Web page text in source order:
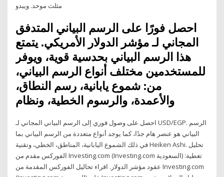
مثلث موحد. ويبدو
احصل فورًا على الرسم البياني المتدفق
المجاني لـ مؤشر الدولار الأمريكي. يتمتع
هذا الرسم البياني بحدسية قوية، ويوفر
للمستخدمين مختلف أنواع الرسم البياني،
من: شموع يابانية، رسم النطاق،
والأعمدة، والرسوم الخطية، ونظام
احصل على وصول فوري إلى الرسم البياني المجاني لـ USD/EGP. الرسم
البياني هو عنصر هام جدًا، كما يوجد أنواع متعددة من الرسم البياني بما
في ذلك الشموع اليابانية، المناطق، الخطي، وتقنية Heiken Ashi. تحليل
الفوركس مقدم من Investing.com (Investing.com السعودية) تغطية:
عقود مؤشر الدولار. اقراء تحاليل الفوركس المقدمة من Investing.com